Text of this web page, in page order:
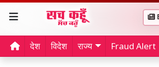
देश विदेश राज्य Fraud Alert